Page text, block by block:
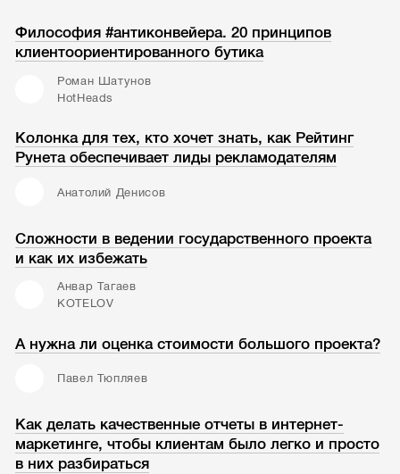
Философия #антиконвейера. 20 принципов
клиентоориентированного бутика
Роман Шатунов
HotHeads
Колонка для тех, кто хочет знать, как Рейтинг
Рунета обеспечивает лиды рекламодателям
Анатолий Денисов
Сложности в ведении государственного проекта
и как их избежать
Анвар Тагаев
KOTELOV
А нужна ли оценка стоимости большого проекта?
Павел Тюпляев
Как делать качественные отчеты в интернет-
маркетинге, чтобы клиентам было легко и просто
в них разбираться